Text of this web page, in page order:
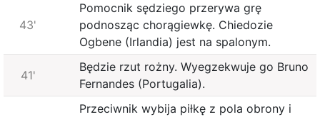
43'
Pomocnik sędziego przerywa grę
podnosząc chorągiewkę. Chiedozie
Ogbene (Irlandia) jest na spalonym.
41'
Będzie rzut rożny. Wyegzekwuje go Bruno
Fernandes (Portugalia).
Przeciwnik wybija piłkę z pola obrony i